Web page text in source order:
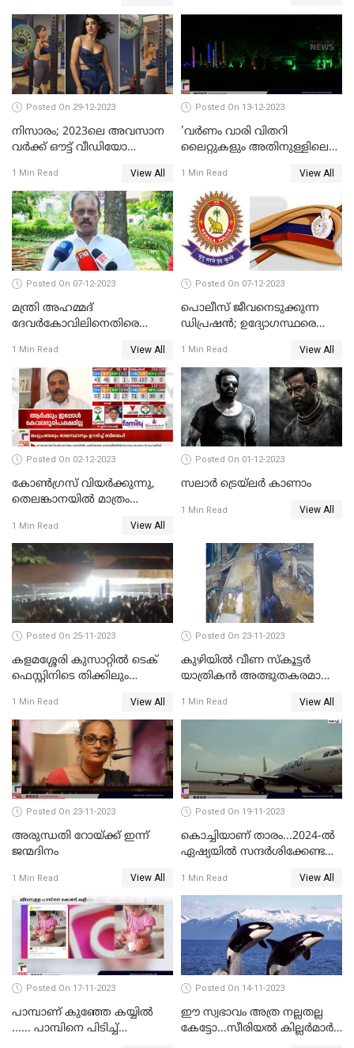
Posted On 29-12-2023
നിസാരം; 2023ലെ അവസാന
വർക്ക് ഔട്ട് വീഡിയോ
1 Min Read View All
Posted On 13-12-2023
'വര്‍ണം വാരി വിതറി
ലൈറ്റുകളും അതിനുള്ളിലെ
അണിഞ്ഞൊരുങ്ങി എസ് ബി
കോളേജ് മൈതാനം
1 Min Read View All
Posted On 07-12-2023
മന്ത്രി അഹമ്മദ്
ദേവർകോവിലിനെതിരെ
ആരോപണത്തിൽ
അന്വേഷണം
1 Min Read View All
Posted On 07-12-2023
പൊലീസ് ജീവനെടുക്കുന്ന
ഡിപ്രഷൻ; ഉദ്യോഗസ്ഥരെ
നടപടികളുമായി ഡിജിപി
1 Min Read View All
Posted On 02-12-2023
കോണ്‍ഗ്രസ് വിയര്‍ക്കുന്നു,
തെലങ്കാനയില്‍ മാത്രം
1 Min Read View All
Posted On 01-12-2023
സലാര്‍ ട്രെയ്‌ലർ കാണാം
1 Min Read View All
Posted On 25-11-2023
കളമശ്ശേരി കുസാറ്റില്‍ ടെക്
ഫെസ്റ്റിനിടെ തിക്കിലും
1 Min Read View All
Posted On 23-11-2023
കുഴിയിൽ വീണ സ്കൂട്ടർ
യാത്രികൻ അത്ഭുതകരമായി
1 Min Read View All
Posted On 23-11-2023
അരുന്ധതി റോയ്ക്ക് ഇന്ന്
ജന്മദിനം
1 Min Read View All
Posted On 19-11-2023
കൊച്ചിയാണ് താരം...2024-ല്‍
ഏഷ്യയില്‍ സന്ദര്‍ശിക്കേണ്ട
കൊച്ചിയും
1 Min Read View All
Posted On 17-11-2023
പാമ്പാണ് കുഞ്ഞേ കയ്യില്‍
...... പാമ്പിനെ പിടിച്ച്
Posted On 14-11-2023
ഈ സ്വഭാവം അത്ര നല്ലതല്ല
കേട്ടോ...സീരിയല്‍ കില്ലര്‍മാര്‍